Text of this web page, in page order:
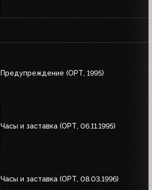
Предупреждение (ОРТ, 1995)
Часы и заставка (ОРТ, 06.11.1995)
Часы и заставка (ОРТ, 08.03.1996)